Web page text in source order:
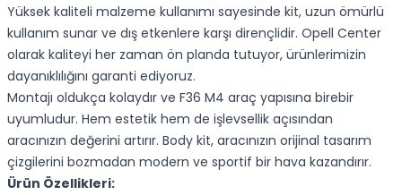
Yüksek kaliteli malzeme kullanımı sayesinde kit, uzun ömürlü
kullanım sunar ve dış etkenlere karşı dirençlidir. Opell Center
olarak kaliteyi her zaman ön planda tutuyor, ürünlerimizin
dayanıklılığını garanti ediyoruz.
Montajı oldukça kolaydır ve F36 M4 araç yapısına birebir
uyumludur. Hem estetik hem de işlevsellik açısından
aracınızın değerini artırır. Body kit, aracınızın orijinal tasarım
çizgilerini bozmadan modern ve sportif bir hava kazandırır.
Ürün Özellikleri: